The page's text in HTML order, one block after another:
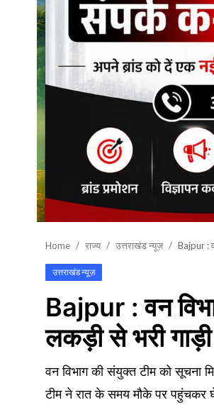
राजनीति
Contacts
इतिहास \ साहित्य
शिक्षा\रोजगार
मनोरंजन
स्वास्थ्य\लाइफस्टाइल
विशेष स्टोरी
अजब गजब
टेक्नोलॉजी / बिजनेस
Home राज्य उत्तराखंड न्यूज़ Bajpur :
उत्तराखंड न्यूज़
Bajpur : वन
लकड़ी से भरी
वन विभाग की संयुक्त टीम को सूचना
टीम ने रात के समय मौके पर पहुंचकर